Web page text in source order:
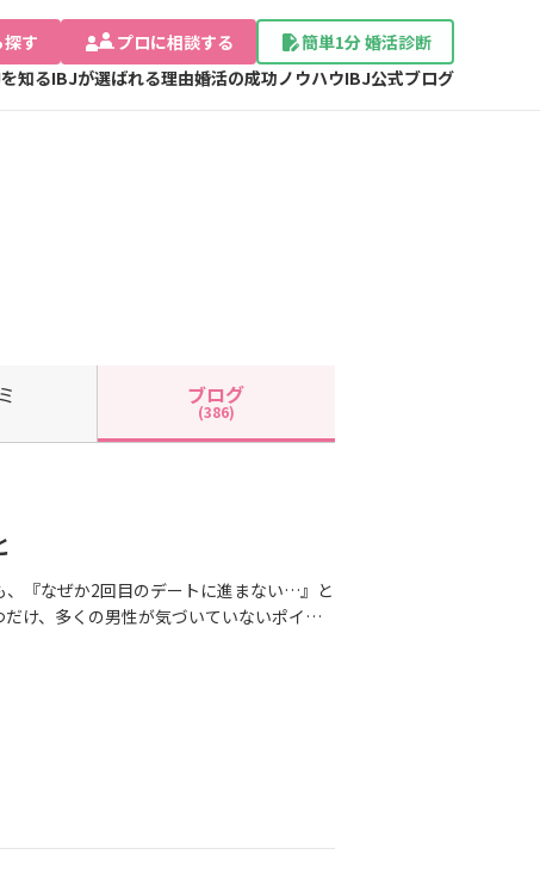
す プロに相談する
簡単1分 婚活診断
知るIBJが選ばれる理由婚活の成功ノウハウIBJ公式ブログ
ブログ
(386)
『なぜか2回目のデートに進まない…』と
け、多くの男性が気づいていないポイン
葉にするこの3つだけでも女性の印象は大
とても大事です🤗BeHappyでは交際中の